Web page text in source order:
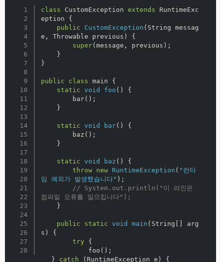
1
2
3
4
5
6
7
8
9
10
11
12
13
14
15
16
17
18
19
20
21
22
23
24
25
26
27
class CustomException extends
RuntimeExc
eption
{
public
CustomException ( String messag
e , Throwable previous )
{
super( message , previous );
}
}
public class main
{
static void foo ()
{
bar();
}
static void bar()
{
baz ();
}
static void baz ()
{
throw new RuntimeException ( "런타
임 예외가 발생했습니다" );
// System.out.println("이 라인은
컴파일 오류를 일으킵니다");
}
public static void main ( String
arg
s )
{
try
{
foo ();
}
catch ( RuntimeException e )
{